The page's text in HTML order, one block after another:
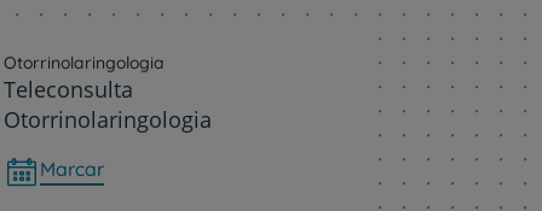
Otorrinolaringologia
Teleconsulta
Otorrinolaringologia
Marcar